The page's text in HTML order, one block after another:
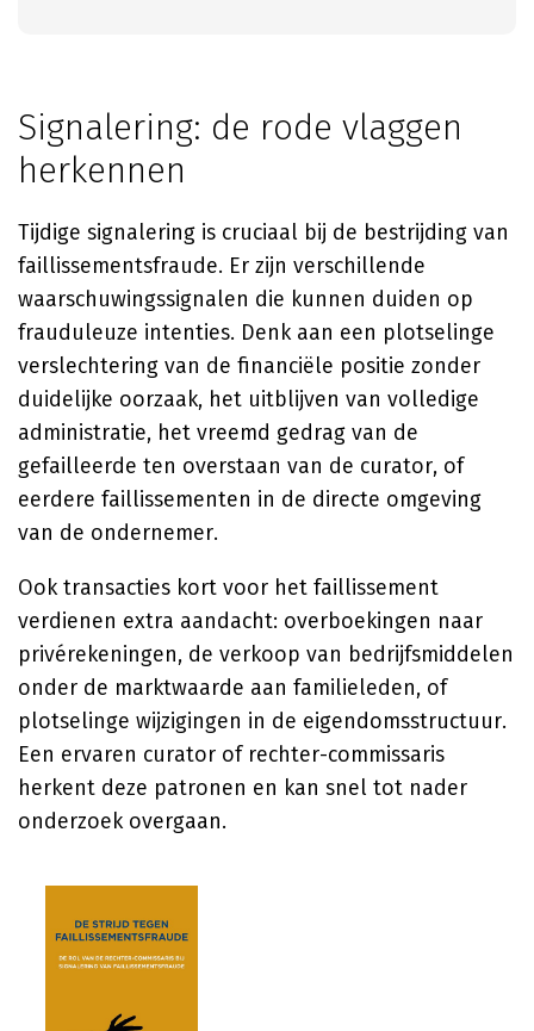
Signalering: de rode vlaggen
herkennen
Tijdige signalering is cruciaal bij de bestrijding van
faillissementsfraude. Er zijn verschillende
waarschuwingssignalen die kunnen duiden op
frauduleuze intenties. Denk aan een plotselinge
verslechtering van de financiële positie zonder
duidelijke oorzaak, het uitblijven van volledige
administratie, het vreemd gedrag van de
gefailleerde ten overstaan van de curator, of
eerdere faillissementen in de directe omgeving
van de ondernemer.
Ook transacties kort voor het faillissement
verdienen extra aandacht: overboekingen naar
privérekeningen, de verkoop van bedrijfsmiddelen
onder de marktwaarde aan familieleden, of
plotselinge wijzigingen in de eigendomsstructuur.
Een ervaren curator of rechter-commissaris
herkent deze patronen en kan snel tot nader
onderzoek overgaan.